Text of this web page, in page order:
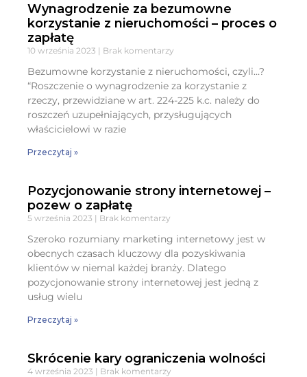
Wynagrodzenie za bezumowne
korzystanie z nieruchomości – proces o
zapłatę
10 września 2023 Brak komentarzy
Bezumowne korzystanie z nieruchomości, czyli…?
“Roszczenie o wynagrodzenie za korzystanie z
rzeczy, przewidziane w art. 224-225 k.c. należy do
roszczeń uzupełniających, przysługujących
właścicielowi w razie
Przeczytaj »
Pozycjonowanie strony internetowej –
pozew o zapłatę
5 września 2023 Brak komentarzy
Szeroko rozumiany marketing internetowy jest w
obecnych czasach kluczowy dla pozyskiwania
klientów w niemal każdej branży. Dlatego
pozycjonowanie strony internetowej jest jedną z
usług wielu
Przeczytaj »
Skrócenie kary ograniczenia wolności
4 września 2023 Brak komentarzy